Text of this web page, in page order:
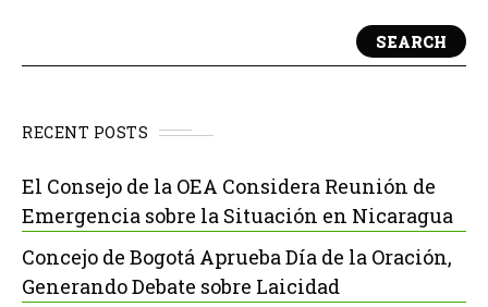
SEARCH
RECENT POSTS
El Consejo de la OEA Considera Reunión de
Emergencia sobre la Situación en Nicaragua
Concejo de Bogotá Aprueba Día de la Oración,
Generando Debate sobre Laicidad